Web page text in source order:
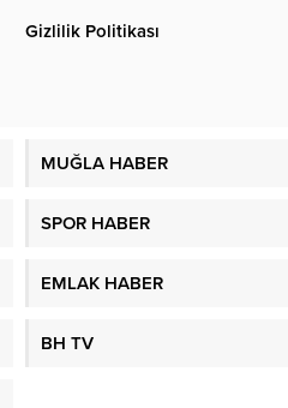
Gizlilik Politikası
MUĞLA HABER
SPOR HABER
EMLAK HABER
BH TV